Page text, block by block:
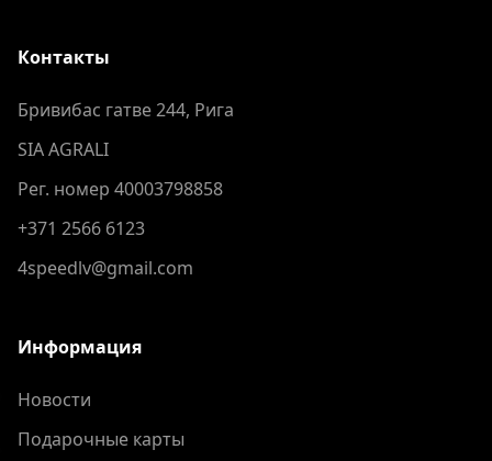
Контакты
Бривибас гатве 244, Рига
SIA AGRALI
Рег. номер 40003798858
+371 2566 6123
4speedlv@gmail.com
Информация
Новости
Подарочные карты